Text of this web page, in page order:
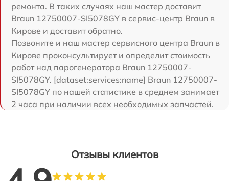
ремонта. В таких случаях наш мастер доставит
Braun 12750007-SI5078GY в сервис-центр Braun в
Кирове и доставит обратно.
Позвоните и наш мастер сервисного центра Braun в
Кирове проконсультирует и определит стоимость
работ над парогенератора Braun 12750007-
SI5078GY. [dataset:services:name] Braun 12750007-
SI5078GY по нашей статистике в среднем занимает
2 часа при наличии всех необходимых запчастей.
Отзывы клиентов